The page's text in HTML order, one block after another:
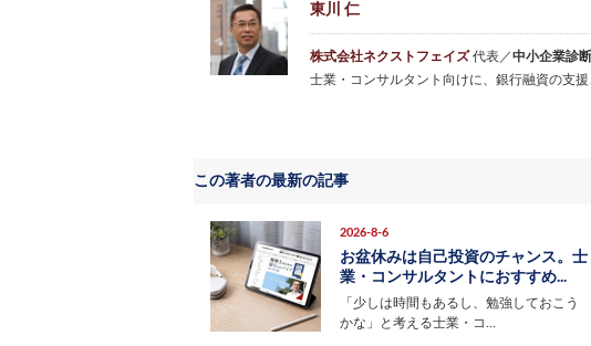
東川 仁
株式会社ネクストフェイズ代表／中小企業診
士業・コンサルタント向けに、銀行融資の支
この著者の最新の記事
2026-8-6
お盆休みは自己投資のチャンス。士
業・コンサルタントにおすすめ...
「少しは時間もあるし、勉強しておこう
かな」と考える士業・コ…